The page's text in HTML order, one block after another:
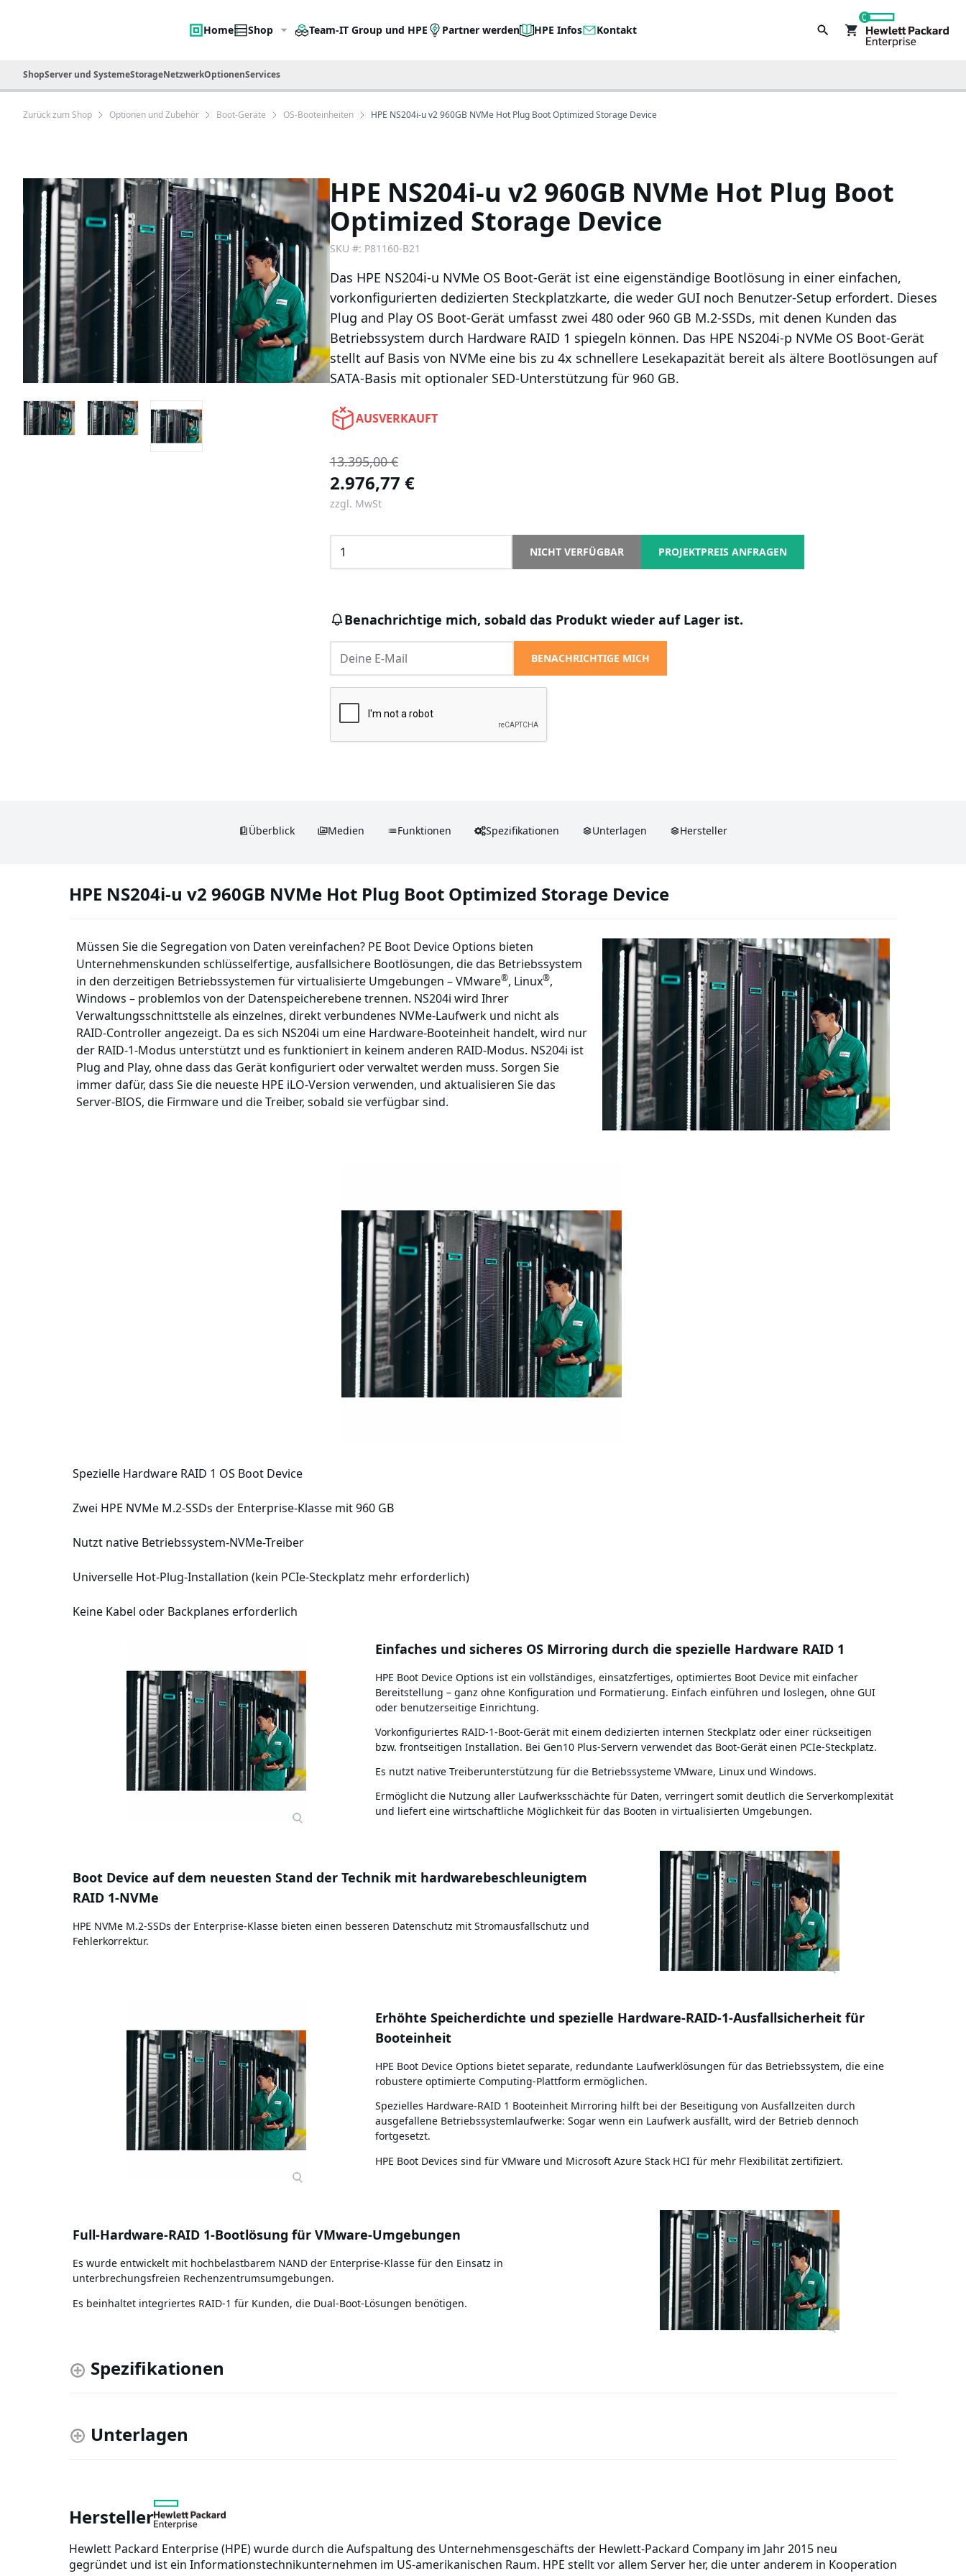
Home Shop Team-IT Group und HPE Partner werden HPE Infos Kontakt
0
ShopServer und SystemeStorageNetzwerkOptionenServices
Zurück zum Shop Optionen und Zubehör Boot-Geräte OS-Booteinheiten HPE NS204i-u v2 960GB NVMe Hot Plug Boot Optimized Storage Device
HPE NS204i-u v2 960GB NVMe Hot Plug Boot
Optimized Storage Device
SKU #: P81160-B21
Das HPE NS204i-u NVMe OS Boot-Gerät ist eine eigenständige Bootlösung in einer einfachen,
vorkonfigurierten dedizierten Steckplatzkarte, die weder GUI noch Benutzer-Setup erfordert. Dieses
Plug and Play OS Boot-Gerät umfasst zwei 480 oder 960 GB M.2-SSDs, mit denen Kunden das
Betriebssystem durch Hardware RAID 1 spiegeln können. Das HPE NS204i-p NVMe OS Boot-Gerät
stellt auf Basis von NVMe eine bis zu 4x schnellere Lesekapazität bereit als ältere Bootlösungen auf
SATA-Basis mit optionaler SED-Unterstützung für 960 GB.
AUSVERKAUFT
13.395,00 €
2.976,77 €
zzgl. MwSt
NICHT VERFÜGBAR PROJEKTPREIS ANFRAGEN
Benachrichtige mich, sobald das Produkt wieder auf Lager ist.
BENACHRICHTIGE MICH
Überblick Medien Funktionen Spezifikationen Unterlagen Hersteller
HPE NS204i-u v2 960GB NVMe Hot Plug Boot Optimized Storage Device
Müssen Sie die Segregation von Daten vereinfachen? PE Boot Device Options bieten
Unternehmenskunden schlüsselfertige, ausfallsichere Bootlösungen, die das Betriebssystem
in den derzeitigen Betriebssystemen für virtualisierte Umgebungen – VMware®, Linux®,
Windows – problemlos von der Datenspeicherebene trennen. NS204i wird Ihrer
Verwaltungsschnittstelle als einzelnes, direkt verbundenes NVMe-Laufwerk und nicht als
RAID-Controller angezeigt. Da es sich NS204i um eine Hardware-Booteinheit handelt, wird nur
der RAID-1-Modus unterstützt und es funktioniert in keinem anderen RAID-Modus. NS204i ist
Plug and Play, ohne dass das Gerät konfiguriert oder verwaltet werden muss. Sorgen Sie
immer dafür, dass Sie die neueste HPE iLO-Version verwenden, und aktualisieren Sie das
Server-BIOS, die Firmware und die Treiber, sobald sie verfügbar sind.
Spezielle Hardware RAID 1 OS Boot Device
Zwei HPE NVMe M.2-SSDs der Enterprise-Klasse mit 960 GB
Nutzt native Betriebssystem-NVMe-Treiber
Universelle Hot-Plug-Installation (kein PCIe-Steckplatz mehr erforderlich)
Keine Kabel oder Backplanes erforderlich
Einfaches und sicheres OS Mirroring durch die spezielle Hardware RAID 1
HPE Boot Device Options ist ein vollständiges, einsatzfertiges, optimiertes Boot Device mit einfacher
Bereitstellung – ganz ohne Konfiguration und Formatierung. Einfach einführen und loslegen, ohne GUI
oder benutzerseitige Einrichtung.
Vorkonfiguriertes RAID-1-Boot-Gerät mit einem dedizierten internen Steckplatz oder einer rückseitigen
bzw. frontseitigen Installation. Bei Gen10 Plus-Servern verwendet das Boot-Gerät einen PCIe-Steckplatz.
Es nutzt native Treiberunterstützung für die Betriebssysteme VMware, Linux und Windows.
Ermöglicht die Nutzung aller Laufwerksschächte für Daten, verringert somit deutlich die Serverkomplexität
und liefert eine wirtschaftliche Möglichkeit für das Booten in virtualisierten Umgebungen.
Boot Device auf dem neuesten Stand der Technik mit hardwarebeschleunigtem
RAID 1-NVMe
HPE NVMe M.2-SSDs der Enterprise-Klasse bieten einen besseren Datenschutz mit Stromausfallschutz und
Fehlerkorrektur.
Erhöhte Speicherdichte und spezielle Hardware-RAID-1-Ausfallsicherheit für
Booteinheit
HPE Boot Device Options bietet separate, redundante Laufwerklösungen für das Betriebssystem, die eine
robustere optimierte Computing-Plattform ermöglichen.
Spezielles Hardware-RAID 1 Booteinheit Mirroring hilft bei der Beseitigung von Ausfallzeiten durch
ausgefallene Betriebssystemlaufwerke: Sogar wenn ein Laufwerk ausfällt, wird der Betrieb dennoch
fortgesetzt.
HPE Boot Devices sind für VMware und Microsoft Azure Stack HCI für mehr Flexibilität zertifiziert.
Full-Hardware-RAID 1-Bootlösung für VMware-Umgebungen
Es wurde entwickelt mit hochbelastbarem NAND der Enterprise-Klasse für den Einsatz in
unterbrechungsfreien Rechenzentrumsumgebungen.
Es beinhaltet integriertes RAID-1 für Kunden, die Dual-Boot-Lösungen benötigen.
Spezifikationen
Unterlagen
Hersteller
Hewlett Packard Enterprise (HPE) wurde durch die Aufspaltung des Unternehmensgeschäfts der Hewlett-Packard Company im Jahr 2015 neu
gegründet und ist ein Informationstechnikunternehmen im US-amerikanischen Raum. HPE stellt vor allem Server her, die unter anderem in Kooperation